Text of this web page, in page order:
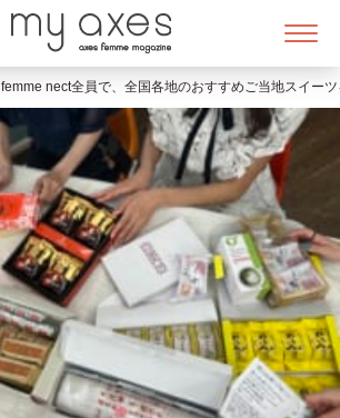
femme nect全員で、全国各地のおすすめご当地スイー